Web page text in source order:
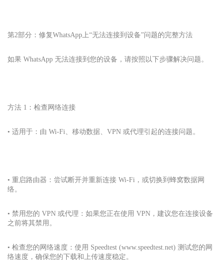
第2部分：修复WhatsApp上“无法连接到设备”问题的完整方法
如果 WhatsApp 无法连接到您的设备，请按照以下步骤解决问题。
方法 1：检查网络连接
• 适用于：由 Wi-Fi、移动数据、VPN 或代理引起的连接问题。
• 重启路由器：尝试断开并重新连接 Wi-Fi，或切换到蜂窝数据网
络。
• 禁用您的 VPN 或代理：如果您正在使用 VPN，建议您在连接设备
之前将其禁用。
• 检查您的网络速度：使用 Speedtest (www.speedtest.net) 测试您的网
络速度，确保您的下载和上传速度稳定。